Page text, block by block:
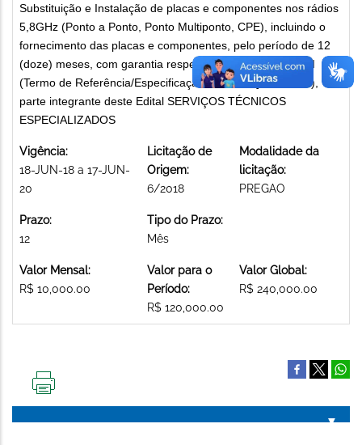
Substituição e Instalação de placas e componentes nos rádios
5,8GHz (Ponto a Ponto, Ponto Multiponto, CPE), incluindo o
fornecimento das placas e componentes, pelo período de 12
(doze) meses, com garantia respectiva, conforme Anexo I
(Termo de Referência/Especificação Técnica/Quantidade),
parte integrante deste Edital SERVIÇOS TÉCNICOS
ESPECIALIZADOS
Vigência:
18-JUN-18 a 17-JUN-
20
Licitação de
Origem:
6/2018
Modalidade da
licitação:
PREGAO
Prazo:
12
Tipo do Prazo:
Mês
Valor Mensal:
R$ 10,000.00
Valor para o
Período:
R$ 120,000.00
Valor Global:
R$ 240,000.00
PÁGINA